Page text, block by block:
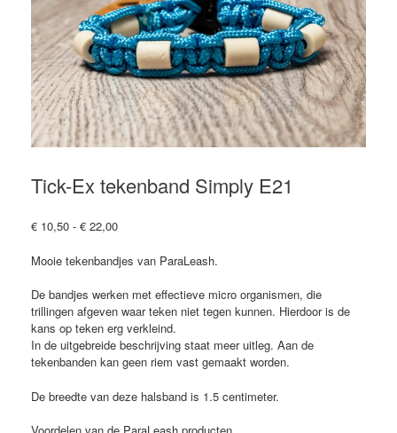
Tick-Ex tekenband Simply E21
€ 10,50 - € 22,00Prijsklasse:
tot
Mooie tekenbandjes van ParaLeash.
De bandjes werken met effectieve micro organismen, die
trillingen afgeven waar teken niet tegen kunnen. Hierdoor is de
kans op teken erg verkleind.
In de uitgebreide beschrijving staat meer uitleg. Aan de
tekenbanden kan geen riem vast gemaakt worden.
De breedte van deze halsband is 1.5 centimeter.